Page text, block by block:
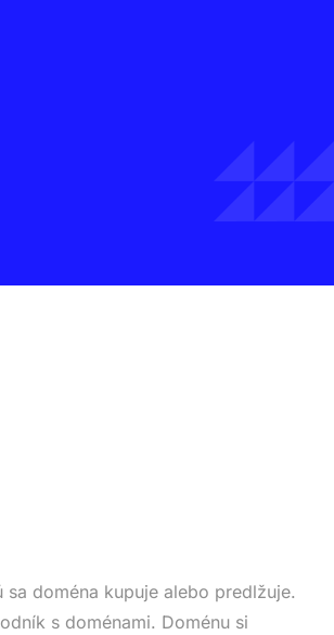
sa doména kupuje alebo predlžuje.
s doménami. Doménu si